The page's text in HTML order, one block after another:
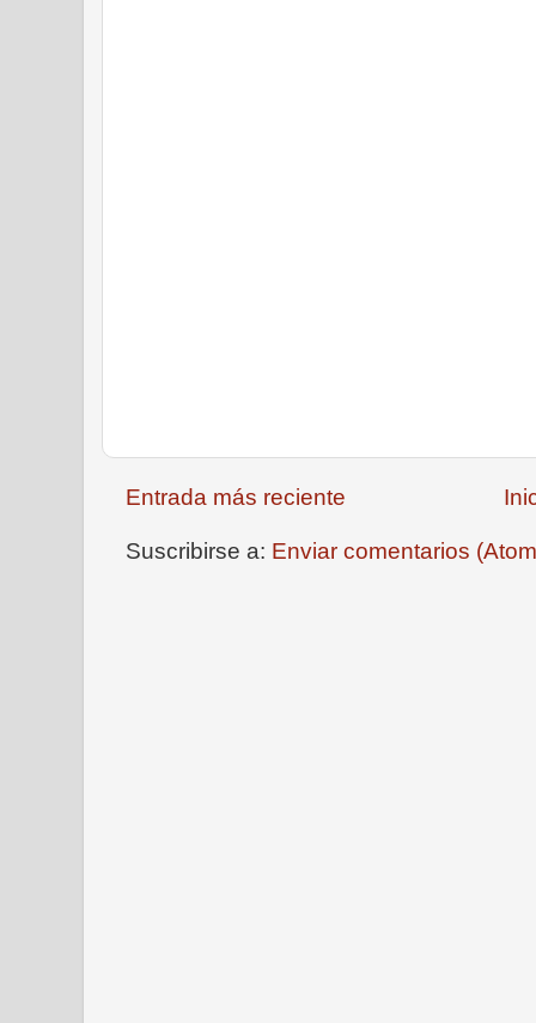
Entrada más reciente
Suscribirse a: Enviar comentarios